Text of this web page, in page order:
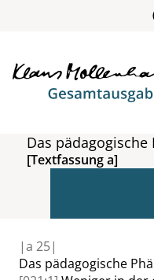
Das pädagogische
[Textfassung a]
|a 25|
Das pädagogische